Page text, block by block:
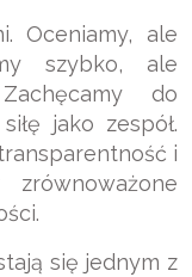
Oceniamy, ale
szybko, ale
do
jako zespół.
i
zrównoważone
się jednym z